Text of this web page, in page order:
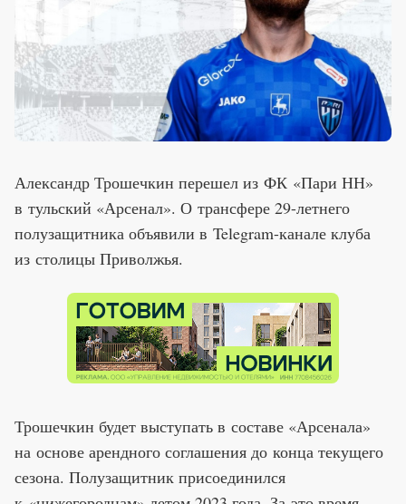
Александр Трошечкин перешел из ФК «Пари НН»
в тульский «Арсенал». О трансфере 29-летнего
полузащитника объявили в Telegram-канале клуба
из столицы Приволжья.
Трошечкин будет выступать в составе «Арсенала»
на основе арендного соглашения до конца текущего
сезона. Полузащитник присоединился